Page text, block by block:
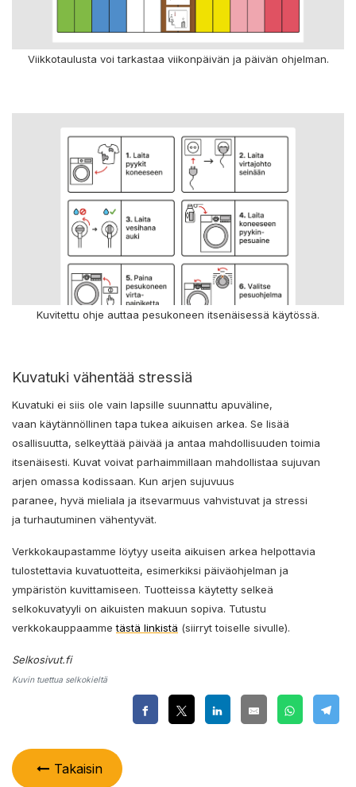
Viikkotaulusta voi tarkastaa viikonpäivän ja päivän ohjelman.
Kuvitettu ohje auttaa pesukoneen itsenäisessä käytössä.
Kuvatuki vähentää stressiä
Kuvatuki ei siis ole vain lapsille suunnattu apuväline,
vaan käytännöllinen tapa tukea aikuisen arkea. Se lisää
osallisuutta, selkeyttää päivää ja antaa mahdollisuuden toimia
itsenäisesti. Kuvat voivat parhaimmillaan mahdollistaa sujuvan
arjen omassa kodissaan. Kun arjen sujuvuus
paranee, hyvä mieliala ja itsevarmuus vahvistuvat ja stressi
ja turhautuminen vähentyvät.
Verkkokaupastamme löytyy useita aikuisen arkea helpottavia
tulostettavia kuvatuotteita, esimerkiksi päiväohjelman ja
ympäristön kuvittamiseen. Tuotteissa käytetty selkeä
selkokuvatyyli on aikuisten makuun sopiva. Tutustu
verkkokauppaammetästä linkistä (siirryt toiselle sivulle).
Selkosivut.fi
Kuvin tuettua selkokieltä
Takaisin